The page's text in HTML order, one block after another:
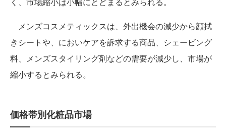
メンズコスメティックスは、外出機会の減少から顔拭
きシートや、においケアを訴求する商品、シェービング
料、メンズスタイリング剤などの需要が減少し、市場が
縮小するとみられる。
価格帯別化粧品市場